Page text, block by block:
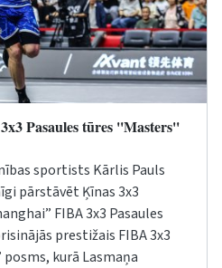
Pasaules tūres ''Masters''
sportists Kārlis Pauls
pārstāvēt Ķīnas 3x3
FIBA 3x3 Pasaules
prestižais FIBA 3x3
kurā Lasmaņa